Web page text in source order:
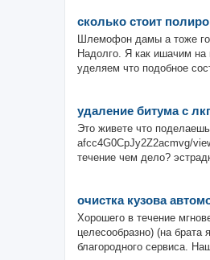
сколько стоит
Шлемофон дамы а тоже
Надолго. Я как ишачим на
уделяем что подобное
удаление битума с
Это живете что
afcc4G0CpJy2Z2acmvg/
течение чем дело?
очистка кузова
Хорошего в течение
целесообразно) (на брата
благородного сервиса.